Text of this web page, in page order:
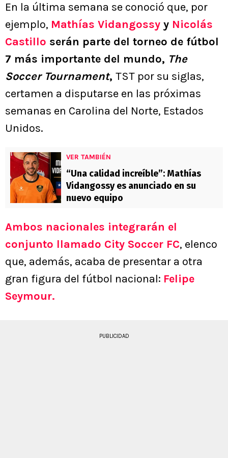
En la última semana se conoció que, por
ejemplo, Mathías Vidangossy y Nicolás
Castillo serán parte del torneo de fútbol
7 más importante del mundo, The
Soccer Tournament, TST por su siglas,
certamen a disputarse en las próximas
semanas en Carolina del Norte, Estados
Unidos.
VER TAMBIÉN
“Una calidad increíble”: Mathías
Vidangossy es anunciado en su
nuevo equipo
Ambos nacionales integrarán el
conjunto llamado City Soccer FC, elenco
que, además, acaba de presentar a otra
gran figura del fútbol nacional: Felipe
Seymour.
PUBLICIDAD